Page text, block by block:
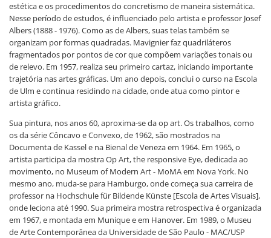
estética e os procedimentos do concretismo de maneira sistemática.
Nesse período de estudos, é influenciado pelo artista e professor Josef
Albers (1888 - 1976). Como as de Albers, suas telas também se
organizam por formas quadradas. Mavignier faz quadriláteros
fragmentados por pontos de cor que compõem variações tonais ou
de relevo. Em 1957, realiza seu primeiro cartaz, iniciando importante
trajetória nas artes gráficas. Um ano depois, conclui o curso na Escola
de Ulm e continua residindo na cidade, onde atua como pintor e
artista gráfico.
Sua pintura, nos anos 60, aproxima-se da op art. Os trabalhos, como
os da série Côncavo e Convexo, de 1962, são mostrados na
Documenta de Kassel e na Bienal de Veneza em 1964. Em 1965, o
artista participa da mostra Op Art, the responsive Eye, dedicada ao
movimento, no Museum of Modern Art - MoMA em Nova York. No
mesmo ano, muda-se para Hamburgo, onde começa sua carreira de
professor na Hochschule für Bildende Künste [Escola de Artes Visuais],
onde leciona até 1990. Sua primeira mostra retrospectiva é organizada
em 1967, e montada em Munique e em Hanover. Em 1989, o Museu
de Arte Contemporânea da Universidade de São Paulo - MAC/USP